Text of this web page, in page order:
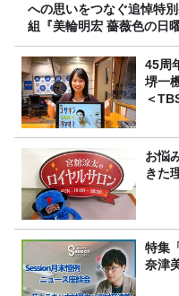
への思いをつなぐ追悼特
組『美輪明宏 薔薇色の日
～ごきげんよう、ルンルン
～』8/9（日）16時放送45周
堺一
＜
お悩
きた
特集
奈津